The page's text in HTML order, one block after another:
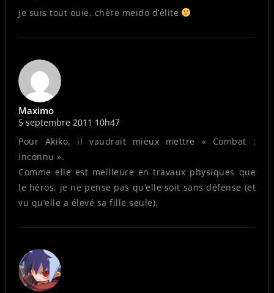
Je suis tout ouie, chère meido d’élite
Maximo
5 septembre 2011 10h47
Pour Akiko, il vaudrait mieux mettre « Combat :
inconnu ».
Comme elle est meilleure en travaux physiques que
le héros, je ne pense pas qu’elle soit sans défense (et
vu qu’elle a élevé sa fille seule).